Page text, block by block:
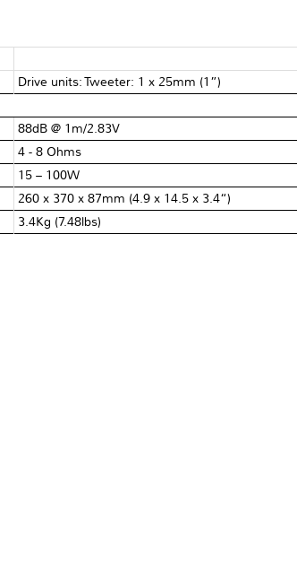
Drive units: Tweeter: 1 x 25mm (1”)
88dB @ 1m/2.83V
4 - 8 Ohms
15 – 100W
260 x 370 x 87mm (4.9 x 14.5 x 3.4“)
3.4Kg (7.48lbs)